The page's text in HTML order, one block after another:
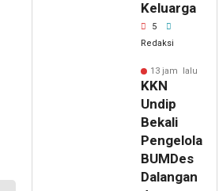
Keluarga
5
Redaksi
13 jam lalu
KKN
Undip
Bekali
Pengelola
BUMDes
Dalangan